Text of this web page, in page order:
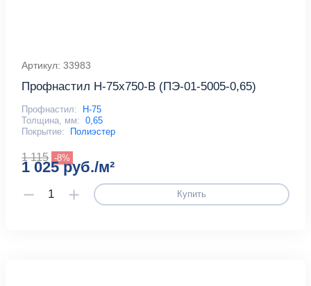
Артикул: 33983
Профнастил Н-75x750-B (ПЭ-01-5005-0,65)
Профнастил:
Н-75
Толщина, мм: 0,65
Покрытие:
Полиэстер
1 115 -8%
1 025 руб./м²
Купить